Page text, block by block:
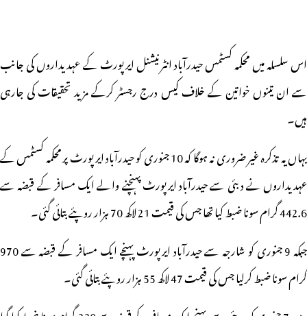
اس سلسلہ میں محکمہ کسٹمس حیدرآباد انٹرنیشنل ایرپورٹ کے عہدیداروں کی جانب
سے ان تینوں خواتین کے خلاف کیس درج رجسٹر کرکے مزید تحقیقات کی جارہی
ہیں۔
یہاں یہ تذکرہ غیر ضروری نہ ہوگا کہ 10 جنوری کو حیدرآباد ایرپورٹ پر محکمہ کسٹمس کے
عہدیداروں نے دبئی سے حیدرآباد ایرپورٹ پہنچنے والے ایک مسافر کے قبضہ سے
442.6 گرام سونا ضبط کیا تھا جس کی قیمت 21 لاکھ 70 ہزار روپئے بتائی گئی۔
جبکہ 9 جنوری کو شارجہ سے حیدرآباد ایرپورٹ پہنچے ایک مسافر کے قبضہ سے 970
گرام سونا ضبط کرلیا جس کی قیمت 47 لاکھ 55 ہزار روپئے بتائی گئی۔